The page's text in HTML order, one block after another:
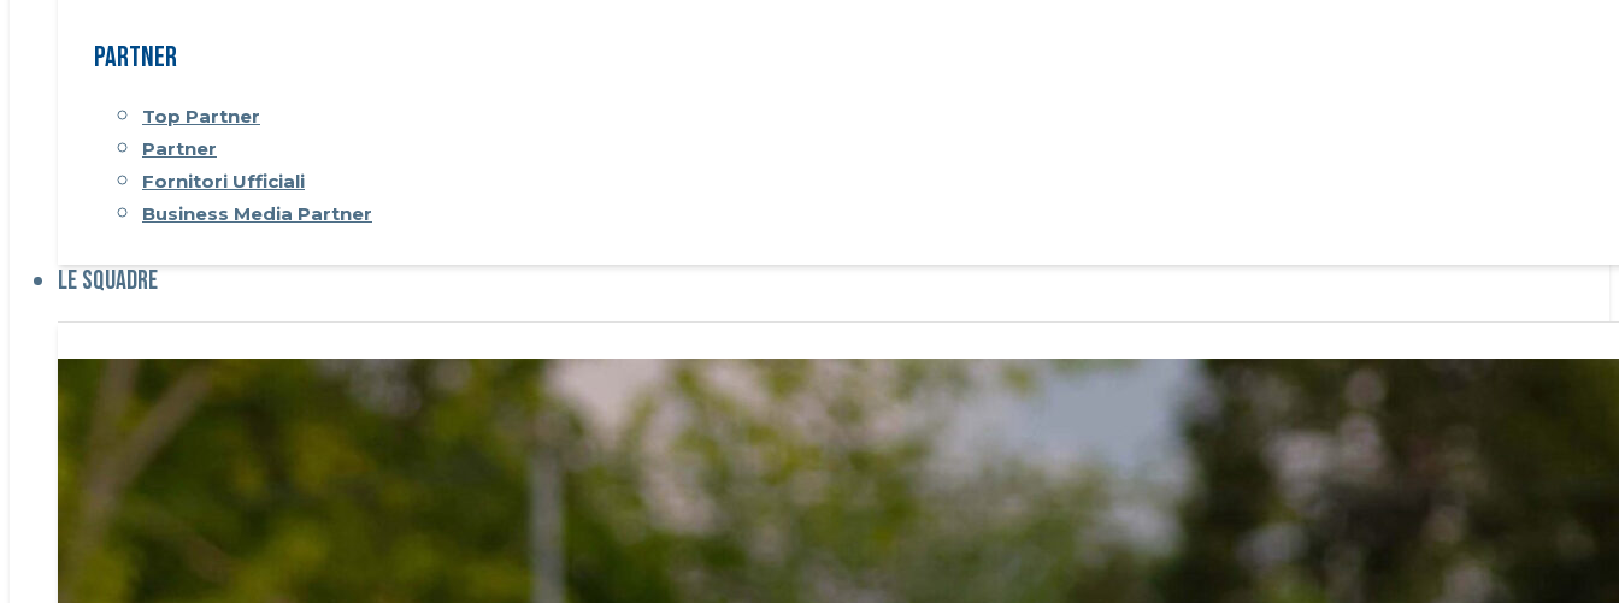
Partner
Top Partner
Partner
Fornitori Ufficiali
Business Media Partner
Le Squadre